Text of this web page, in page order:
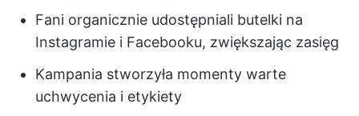
Fani organicznie udostępniali butelki na
Instagramie i Facebooku, zwiększając zasięg
Kampania stworzyła momenty warte
uchwycenia i etykiety